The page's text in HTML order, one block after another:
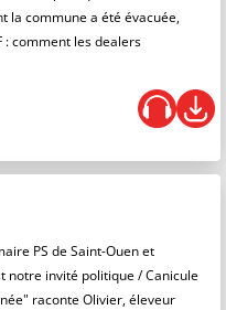
la commune a été évacuée,
: comment les dealers
PS de Saint-Ouen et
notre invité politique / Canicule
raconte Olivier, éleveur